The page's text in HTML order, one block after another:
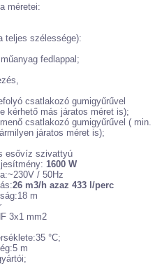
méretei:
teljes szélessége):
fedlappal;
csatlakozó gumigyűrűvel
kérhető más járatos méret is);
csatlakozó gumigyűrűvel ( min.
járatos méret is);
esővíz szivattyú
1600 W
/ 50Hz
26 m3/h azaz 433 l/perc
m
3x1 mm2
°C;
m